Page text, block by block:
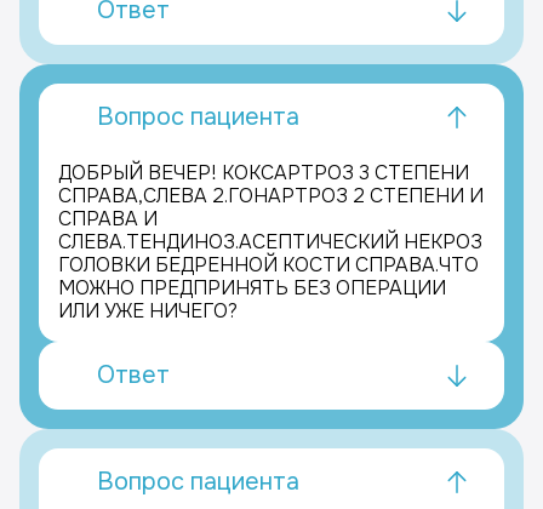
Ответ
Вопрос пациента
ДОБРЫЙ ВЕЧЕР! КОКСАРТРОЗ 3 СТЕПЕНИ
СПРАВА,СЛЕВА 2.ГОНАРТРОЗ 2 СТЕПЕНИ И
СПРАВА И
СЛЕВА.ТЕНДИНОЗ.АСЕПТИЧЕСКИЙ НЕКРОЗ
ГОЛОВКИ БЕДРЕННОЙ КОСТИ СПРАВА.ЧТО
МОЖНО ПРЕДПРИНЯТЬ БЕЗ ОПЕРАЦИИ
ИЛИ УЖЕ НИЧЕГО?
Ответ
Вопрос пациента